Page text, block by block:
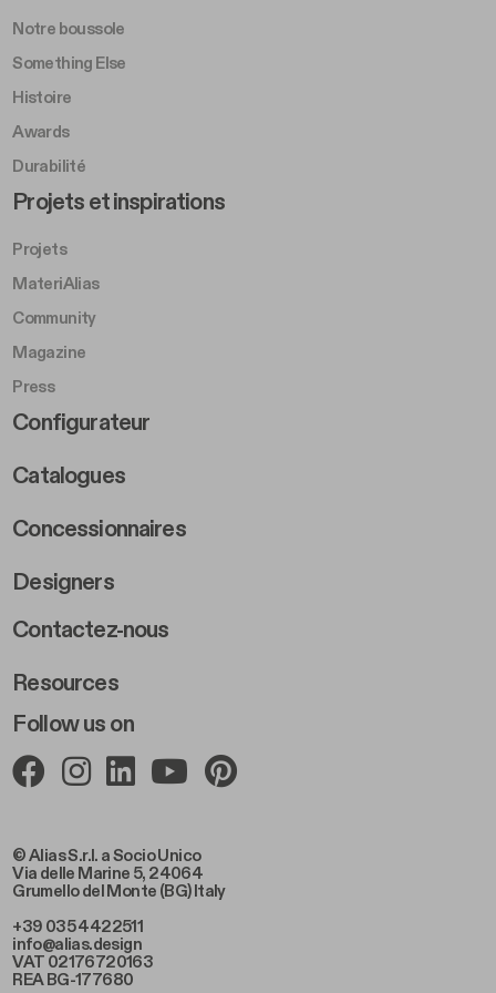
© Alias S.r.l. a Socio Unico
Via delle Marine 5, 24064
Grumello del Monte (BG) Italy
+39 035 4422511
info@alias.design
VAT 02176720163
REA BG-177680
Notre boussole
Something Else
Histoire
Awards
Durabilité
Follow us on
Footer Left Middle B
Projets et inspirations
Projets
MateriAlias
Community
Magazine
Press
Footer Right Middle B
Configurateur
Catalogues
Concessionnaires
Designers
Footer Right 2
Contactez-nous
Resources